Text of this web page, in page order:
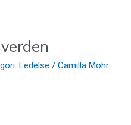
Ledelse /Camilla Mohr